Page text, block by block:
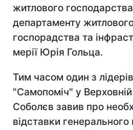
житлового господарства
департаменту
госпорадства та
мерії Юрія Гольца.
Тим часом один з
"Самопоміч" у
Соболєв завив про
відставки